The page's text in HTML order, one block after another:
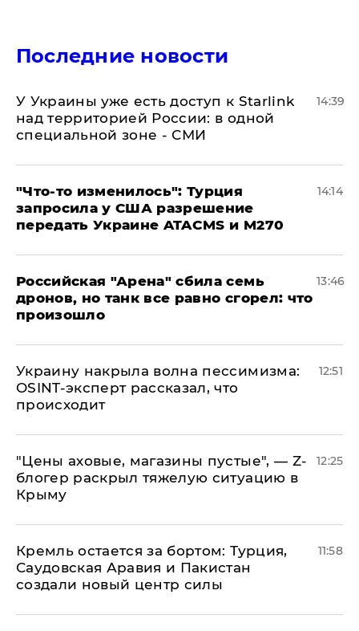
Последние новости
У Украины уже есть доступ к Starlink
над территорией России: в одной
специальной зоне - СМИ
14:39
​"Что-то изменилось": Турция
запросила у США разрешение
передать Украине ATACMS и M270
14:14
​Российская "Арена" сбила семь
дронов, но танк все равно сгорел: что
произошло
13:46
​Украину накрыла волна пессимизма:
OSINT-эксперт рассказал, что
происходит
12:51
​"Цены аховые, магазины пустые", — Z-
блогер раскрыл тяжелую ситуацию в
Крыму
12:25
​Кремль остается за бортом: Турция,
Саудовская Аравия и Пакистан
создали новый центр силы
11:58